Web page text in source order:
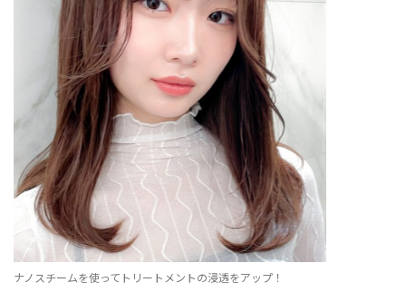
ナノスチームを使ってトリートメントの浸透をアップ！